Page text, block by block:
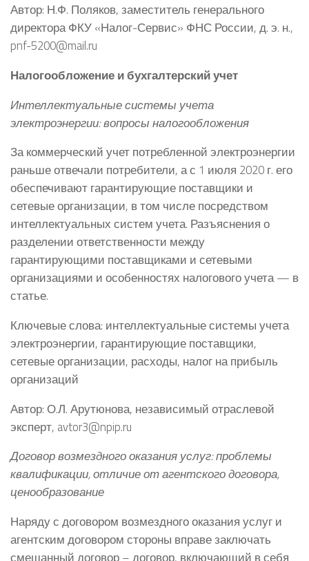
Автор: Н.Ф. Поляков, заместитель генерального
директора ФКУ «Налог-Сервис» ФНС России, д. э. н.,
pnf-5200@mail.ru
Налогообложение и бухгалтерский учет
Интеллектуальные системы учета
электроэнергии: вопросы налогообложения
За коммерческий учет потребленной электроэнергии
раньше отвечали потребители, а с 1 июля 2020 г. его
обеспечивают гарантирующие поставщики и
сетевые организации, в том числе посредством
интеллектуальных систем учета. Разъяснения о
разделении ответственности между
гарантирующими поставщиками и сетевыми
организациями и особенностях налогового учета — в
статье.
Ключевые слова: интеллектуальные системы учета
электроэнергии, гарантирующие поставщики,
сетевые организации, расходы, налог на прибыль
организаций
Автор: О.Л. Арутюнова, независимый отраслевой
эксперт, avtor3@npip.ru
Договор возмездного оказания услуг: проблемы
квалификации, отличие от агентского договора,
ценообразование
Наряду с договором возмездного оказания услуг и
агентским договором стороны вправе заключать
смешанный договор – договор, включающий в себя